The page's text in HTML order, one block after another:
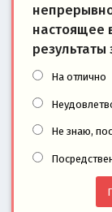
настоящее
На отлично
Не знаю,